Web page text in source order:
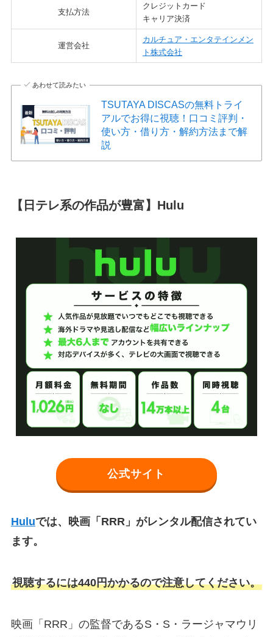
支払方法
クレジットカード
キャリア決済
運営会社
カルチュア・エンタテインメン
ト株式会社
あわせて読みたい
TSUTAYA DISCASの無料トライ
アルでお得に視聴！口コミ評判・
使い方・借り方・解約方法まで解
説
【日テレ系の作品が豊富】Hulu
公式サイト
Huluでは、映画「RRR」がレンタル配信されてい
ます。
視聴するには440円かかるので注意してください。
映画「RRR」の監督であるS・S・ラージャマウリ